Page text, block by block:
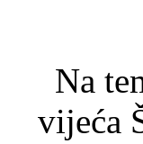
Na
vijeća